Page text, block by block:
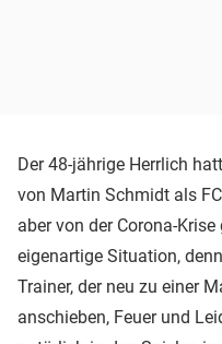
Der 48-jährige Herrlich
von Martin Schmidt als
aber von der Corona-
eigenartige Situation,
Trainer, der neu zu einer
anschieben, Feuer und